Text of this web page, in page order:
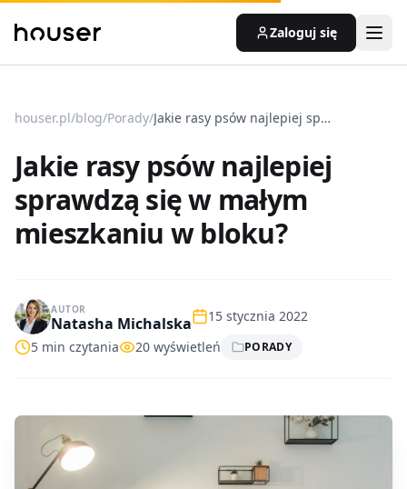
Zaloguj się
houser.pl/blog/Porady/ Jakie rasy psów najlepiej sprawdzą się w małym mieszkaniu w bloku?
Jakie rasy psów najlepiej
sprawdzą się w małym
mieszkaniu w bloku?
AUTOR
Natasha Michalska
15 stycznia 2022
5 min czytania 20 wyświetleń PORADY